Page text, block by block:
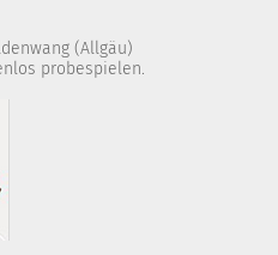
(Allgäu)
probespielen.